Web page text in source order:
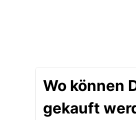
Wo können
gekauft